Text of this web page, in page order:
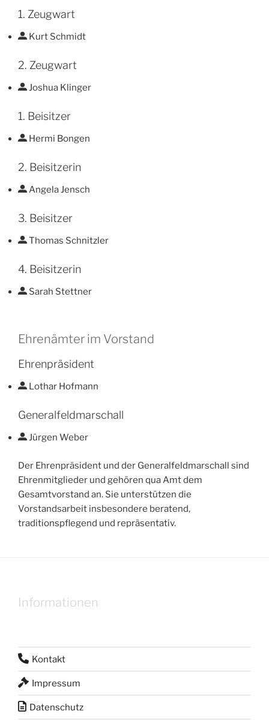
1. Zeugwart
Kurt Schmidt
2. Zeugwart
Joshua Klinger
1. Beisitzer
Hermi Bongen
2. Beisitzerin
Angela Jensch
3. Beisitzer
Thomas Schnitzler
4. Beisitzerin
Sarah Stettner
Ehrenämter im Vorstand
Ehrenpräsident
Lothar Hofmann
Generalfeldmarschall
Jürgen Weber
Der Ehrenpräsident und der Generalfeldmarschall sind
Ehrenmitglieder und gehören qua Amt dem
Gesamtvorstand an. Sie unterstützen die
Vorstandsarbeit insbesondere beratend,
traditionspflegend und repräsentativ.
Informationen
Kontakt
Impressum
Datenschutz